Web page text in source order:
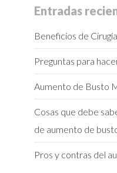
Entradas
Beneficios de
Preguntas para
Aumento de Busto
Cosas que debe
de aumento de
Pros y contras del